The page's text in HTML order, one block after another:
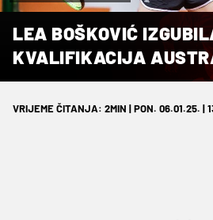
LEA BOŠKOVIĆ
KVALIFIKACIJA
VRIJEME ČITANJA: 2MIN | PON. 06.01.25. |